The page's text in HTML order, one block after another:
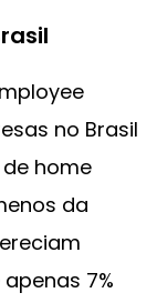
no Brasil
home
da
7%